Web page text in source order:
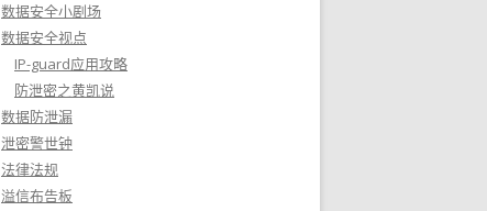
数据安全小剧场
数据安全视点
IP-guard应用攻略
防泄密之黄凯说
数据防泄漏
泄密警世钟
法律法规
溢信布告板